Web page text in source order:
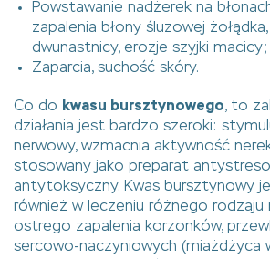
Powstawanie nadżerek na
zapalenia błony śluzowej
dwunastnicy, erozje szyjki macicy;
Zaparcia, suchość skóry.
Co do kwasu bursztynowego, to
działania jest bardzo szeroki:
nerwowy, wzmacnia aktywność
stosowany jako preparat
antytoksyczny. Kwas bursztynowy
również w leczeniu różnego rodzaju
ostrego zapalenia korzonków,
sercowo-naczyniowych (miażdżyca